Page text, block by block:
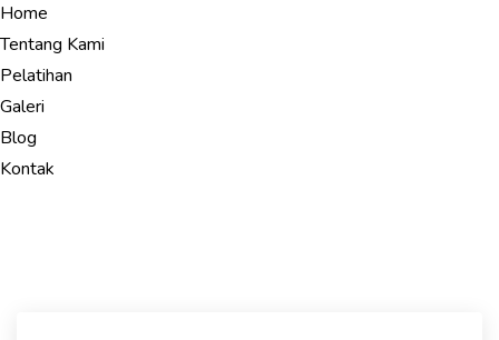
Home
Tentang Kami
Pelatihan
Galeri
Blog
Kontak